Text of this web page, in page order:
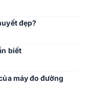
đẹp?
biết
máy đo đường